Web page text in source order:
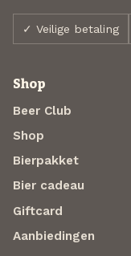
✓ Veilige betaling
Shop
Beer Club
Shop
Bierpakket
Bier cadeau
Giftcard
Aanbiedingen